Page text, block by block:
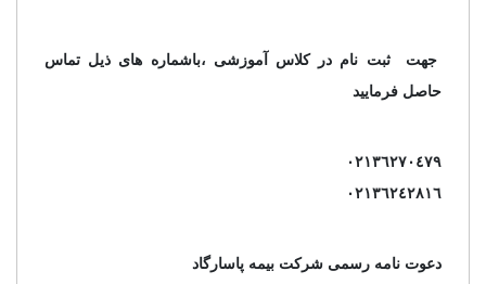
جهت ثبت نام در کلاس آموزشی ،باشماره های ذیل تماس
حاصل فرمایید
٠٢١٣٦٢٧٠٤٧٩
٠٢١٣٦٢٤٢٨١٦
دعوت نامه رسمی شرکت بیمه پاسارگاد